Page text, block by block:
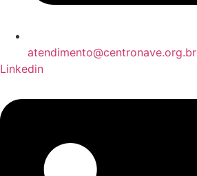
atendimento@centronave.org.br
Linkedin